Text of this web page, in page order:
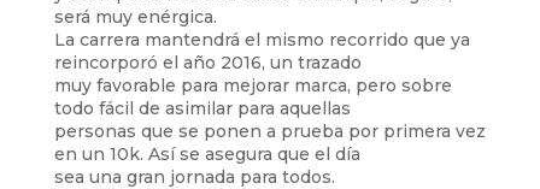
será muy enérgica.
La carrera mantendrá el mismo recorrido que ya
reincorporó el año 2016, un trazado
muy favorable para mejorar marca, pero sobre
todo fácil de asimilar para aquellas
personas que se ponen a prueba por primera vez
en un 10k. Así se asegura que el día
sea una gran jornada para todos.